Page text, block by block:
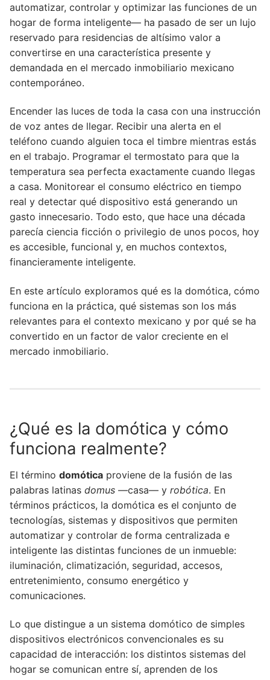
automatizar, controlar y optimizar las funciones de un
hogar de forma inteligente— ha pasado de ser un lujo
reservado para residencias de altísimo valor a
convertirse en una característica presente y
demandada en el mercado inmobiliario mexicano
contemporáneo.
Encender las luces de toda la casa con una instrucción
de voz antes de llegar. Recibir una alerta en el
teléfono cuando alguien toca el timbre mientras estás
en el trabajo. Programar el termostato para que la
temperatura sea perfecta exactamente cuando llegas
a casa. Monitorear el consumo eléctrico en tiempo
real y detectar qué dispositivo está generando un
gasto innecesario. Todo esto, que hace una década
parecía ciencia ficción o privilegio de unos pocos, hoy
es accesible, funcional y, en muchos contextos,
financieramente inteligente.
En este artículo exploramos qué es la domótica, cómo
funciona en la práctica, qué sistemas son los más
relevantes para el contexto mexicano y por qué se ha
convertido en un factor de valor creciente en el
mercado inmobiliario.
¿Qué es la domótica y cómo
funciona realmente?
El término domótica proviene de la fusión de las
palabras latinas domus —casa— y robótica. En
términos prácticos, la domótica es el conjunto de
tecnologías, sistemas y dispositivos que permiten
automatizar y controlar de forma centralizada e
inteligente las distintas funciones de un inmueble:
iluminación, climatización, seguridad, accesos,
entretenimiento, consumo energético y
comunicaciones.
Lo que distingue a un sistema domótico de simples
dispositivos electrónicos convencionales es su
capacidad de interacción: los distintos sistemas del
hogar se comunican entre sí, aprenden de los